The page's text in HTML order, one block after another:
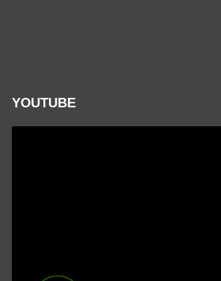
YOUTUBE